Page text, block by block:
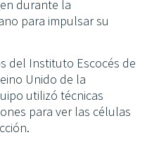
durante la
para impulsar su
del Instituto Escocés de
Unido de la
utilizó técnicas
para ver las células